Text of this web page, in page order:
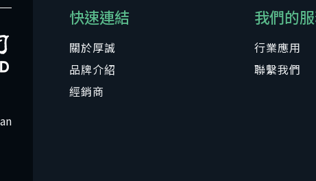
快速連結
關於厚誠
品牌介紹
經銷商
我們的
行業應用
聯繫我們